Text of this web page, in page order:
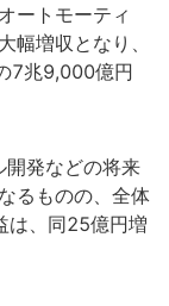
ートモーティ
幅増収となり、
7兆9,000億円
発などの将来
るものの、全体
は、同25億円増